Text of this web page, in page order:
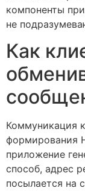
компоненты
не
Как
Коммуникация
формирования
приложение
способ, адрес
посылается на